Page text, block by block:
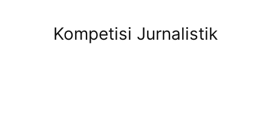
Kompetisi Jurnalistik